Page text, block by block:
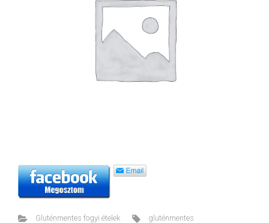
Gluténmentes fogyi ételek gluténmentes